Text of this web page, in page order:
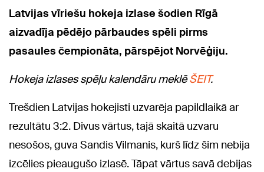
Latvijas vīriešu hokeja izlase šodien Rīgā
aizvadīja pēdējo pārbaudes spēli pirms
pasaules čempionāta, pārspējot Norvēģiju.
Hokeja izlases spēļu kalendāru meklēŠEIT.
Trešdien Latvijas hokejisti uzvarēja papildlaikā ar
rezultātu 3:2. Divus vārtus, tajā skaitā uzvaru
nesošos, guva Sandis Vilmanis, kurš līdz šim nebija
izcēlies pieaugušo izlasē. Tāpat vārtus savā debijas